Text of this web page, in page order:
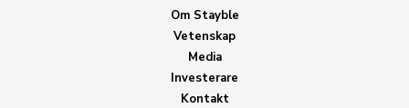
Om Stayble
Vetenskap
Media
Investerare
Kontakt